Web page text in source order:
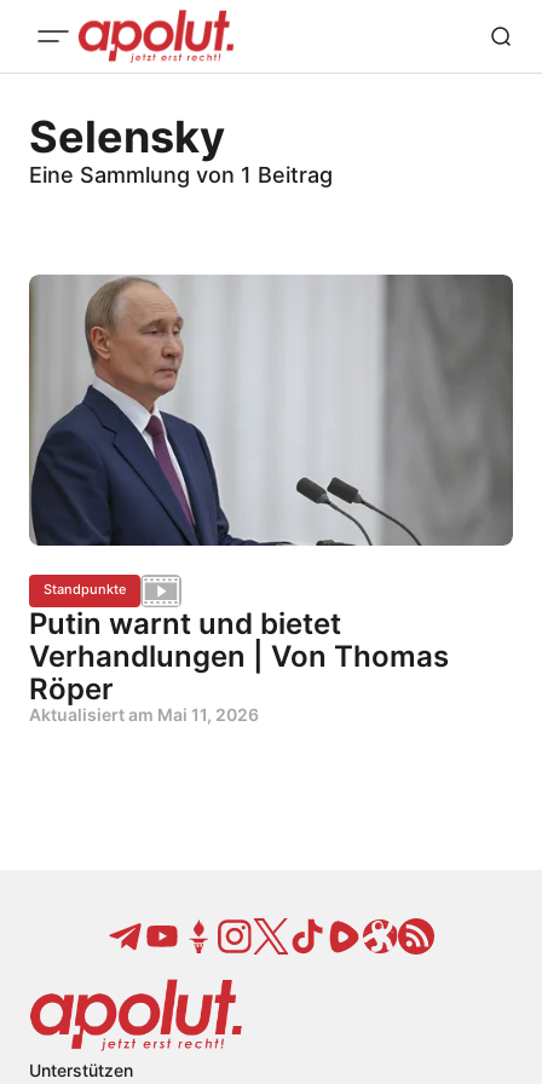
Selensky
Eine Sammlung von 1 Beitrag
Standpunkte
Putin warnt und bietet
Verhandlungen | Von Thomas
Röper
Aktualisiert am Mai 11, 2026
Unterstützen